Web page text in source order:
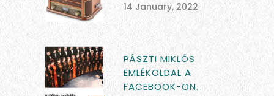
14 January, 2022
PÁSZTI MIKLÓS
EMLÉKOLDAL A
FACEBOOK-ON.